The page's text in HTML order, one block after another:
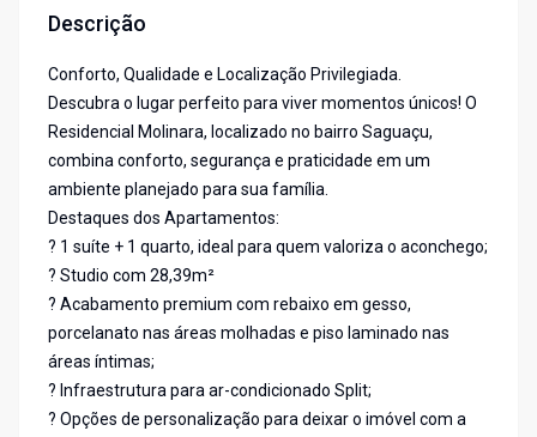
Descrição
Conforto, Qualidade e Localização Privilegiada.
Descubra o lugar perfeito para viver momentos únicos! O
Residencial Molinara, localizado no bairro Saguaçu,
combina conforto, segurança e praticidade em um
ambiente planejado para sua família.
Destaques dos Apartamentos:
? 1 suíte + 1 quarto, ideal para quem valoriza o aconchego;
? Studio com 28,39m²
? Acabamento premium com rebaixo em gesso,
porcelanato nas áreas molhadas e piso laminado nas
áreas íntimas;
? Infraestrutura para ar-condicionado Split;
? Opções de personalização para deixar o imóvel com a